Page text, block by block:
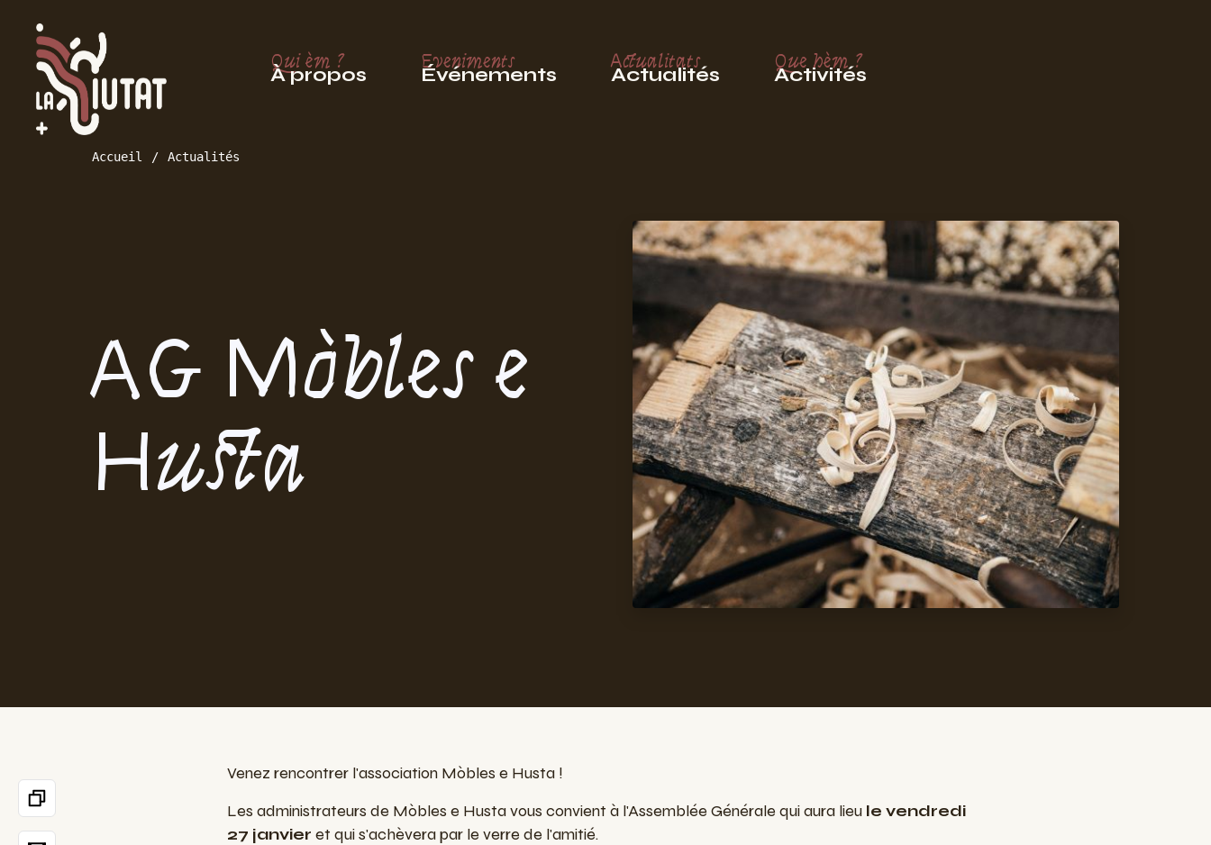
Qui èm ?
À propos
Eveniments
Événements
Actualitats
Actualités
Que hèm ?
Activités
Accueil Actualités
AG Mòbles e
Husta
Venez rencontrer l'association Mòbles e Husta !
Les administrateurs de Mòbles e Husta vous convient à l'Assemblée Générale qui aura lieu le vendredi
27 janvier et qui s'achèvera par le verre de l'amitié.